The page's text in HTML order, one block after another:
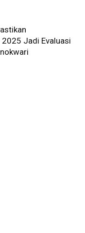
2025 Jadi Evaluasi